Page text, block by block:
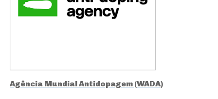
Agência Mundial Antidopagem (WADA)